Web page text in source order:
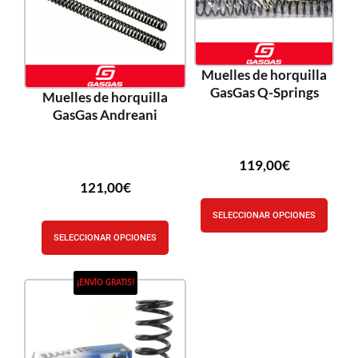
Muelles de horquilla
GasGas Andreani
121,00€
SELECCIONAR OPCIONES
Muelles de horquilla
GasGas Q-Springs
119,00€
SELECCIONAR OPCIONES
¡ENVÍO GRATIS!